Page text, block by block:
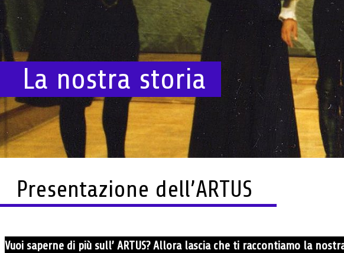
La nostra storia
Presentazione dell’ARTUS
Vuoi saperne di più sull’ ARTUS? Allora lascia che ti raccontiamo la